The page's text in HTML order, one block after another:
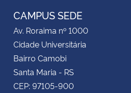
Secretaria-Geral
Secretaria de Governo
Gabinete de Segurança Institucional
CAMPUS SEDE
Av. Roraima nº 1000
Cidade Universitária
Bairro Camobi
Santa Maria - RS
CEP: 97105-900